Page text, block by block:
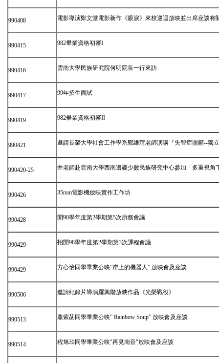
990408 電影導演鄭文堂電影新作《眼淚》來校巡迴放映並出席座談
990415 982畢業資格初審I
990416 雲南大學民族研究院何明院長一行來訪
990417 99年招生面試
990419 982畢業資格初審II
990421 邀請長榮大學社會工作學系鄭維瑄老師演講『失智症照顧--獨
990420-25 井老師赴雲南大學西南邊疆少數民族研究中心參加「多重視角
990426 35mm電影機放映實作工作坊
990428 開98學年度第2學期第5次所務會議
990429 招開98學年度第2學期第3次課程會議
990429 方心怡同學畢業公映”岸上的機器人” 放映會及座談
990506 邀請紀錄片導演羅興階放映作品《光榮戰役》
990513 蕭紫菡同學畢業公映” Rainbow Soup” 放映會及座談
990514 程旭珀同學畢業公映"再見南音"放映會及座談